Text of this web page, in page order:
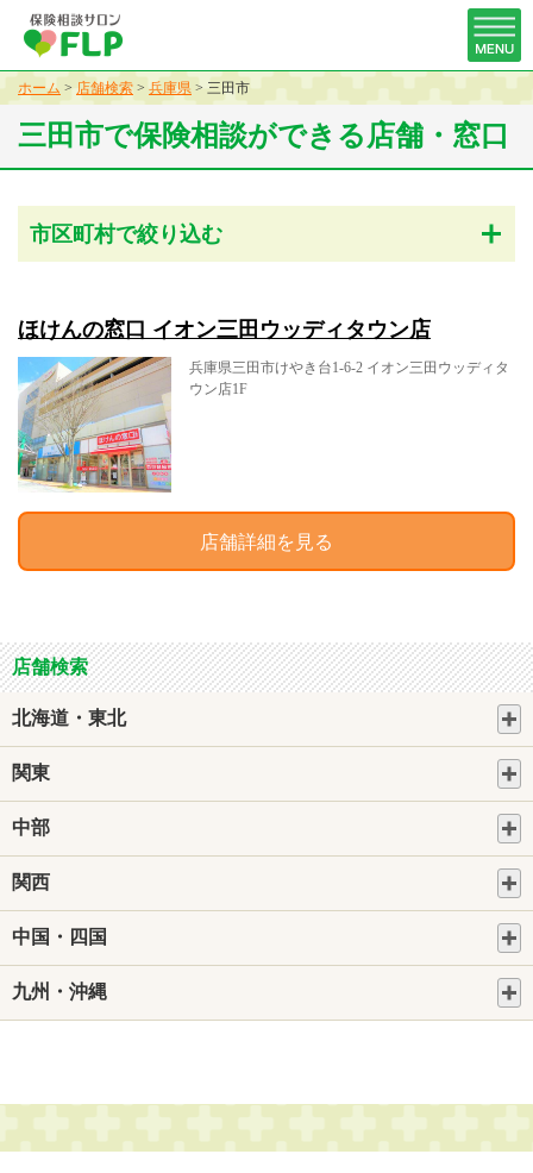
ホーム > 店舗検索 > 兵庫県 > 三田市
三田市で保険相談ができる店舗・窓口
市区町村で絞り込む
ほけんの窓口 イオン三田ウッディタウン店
兵庫県三田市けやき台1-6-2 イオン三田ウッディタ
ウン店1F
店舗詳細を見る
店舗検索
北海道・東北
関東
中部
関西
中国・四国
九州・沖縄